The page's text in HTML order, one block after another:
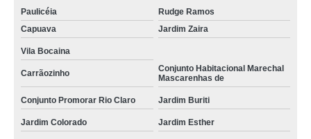
Paulicéia
Rudge Ramos
Capuava
Jardim Zaira
Vila Bocaina
Carrãozinho
Conjunto Habitacional Marechal
Mascarenhas de
Conjunto Promorar Rio Claro Jardim Buriti
Jardim Colorado Jardim Esther